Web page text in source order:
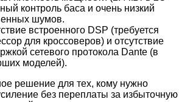
контроль баса и очень низкий
шумов.
встроенного DSP (требуется
для кроссоверов) и отсутствие
сетевого протокола Dante (в
моделей).
решение для тех, кому нужно
без переплаты за избыточную